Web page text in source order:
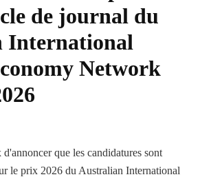
de journal du
International
Network
que les candidatures sont
le prix 2026 du Australian International